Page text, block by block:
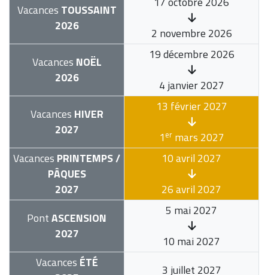
Vacances TOUSSAINT
2026
2 novembre 2026
Vacances NOËL
2026
19 décembre 2026
4 janvier 2027
Vacances HIVER
2027
13 février 2027
1ermars 2027
Vacances PRINTEMPS /
PÂQUES
2027
10 avril 2027
26 avril 2027
PontASCENSION
2027
5 mai 2027
10 mai 2027
Vacances ÉTÉ
3 juillet 2027